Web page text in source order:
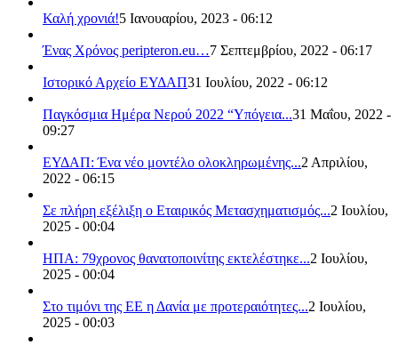
Καλή χρονιά!5 Ιανουαρίου, 2023 - 06:12
Ένας Χρόνος peripteron.eu…7 Σεπτεμβρίου, 2022 - 06:17
Ιστορικό Αρχείο ΕΥΔΑΠ31 Ιουλίου, 2022 - 06:12
Παγκόσμια Ημέρα Νερού 2022 “Υπόγεια...31 Μαΐου, 2022 -
09:27
ΕΥΔΑΠ: Ένα νέο μοντέλο ολοκληρωμένης...2 Απριλίου,
2022 - 06:15
Σε πλήρη εξέλιξη ο Εταιρικός Μετασχηματισμός...2 Ιουλίου,
2025 - 00:04
ΗΠΑ: 79χρονος θανατοποινίτης εκτελέστηκε...2 Ιουλίου,
2025 - 00:04
Στο τιμόνι της ΕΕ η Δανία με προτεραιότητες...2 Ιουλίου,
2025 - 00:03